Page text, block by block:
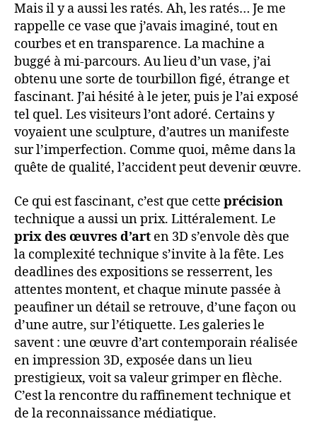
Mais il y a aussi les ratés. Ah, les ratés… Je me
rappelle ce vase que j’avais imaginé, tout en
courbes et en transparence. La machine a
buggé à mi-parcours. Au lieu d’un vase, j’ai
obtenu une sorte de tourbillon figé, étrange et
fascinant. J’ai hésité à le jeter, puis je l’ai exposé
tel quel. Les visiteurs l’ont adoré. Certains y
voyaient une sculpture, d’autres un manifeste
sur l’imperfection. Comme quoi, même dans la
quête de qualité, l’accident peut devenir œuvre.
Ce qui est fascinant, c’est que cette précision
technique a aussi un prix. Littéralement. Le
prix des œuvres d’art en 3D s’envole dès que
la complexité technique s’invite à la fête. Les
deadlines des expositions se resserrent, les
attentes montent, et chaque minute passée à
peaufiner un détail se retrouve, d’une façon ou
d’une autre, sur l’étiquette. Les galeries le
savent : une œuvre d’art contemporain réalisée
en impression 3D, exposée dans un lieu
prestigieux, voit sa valeur grimper en flèche.
C’est la rencontre du raffinement technique et
de la reconnaissance médiatique.